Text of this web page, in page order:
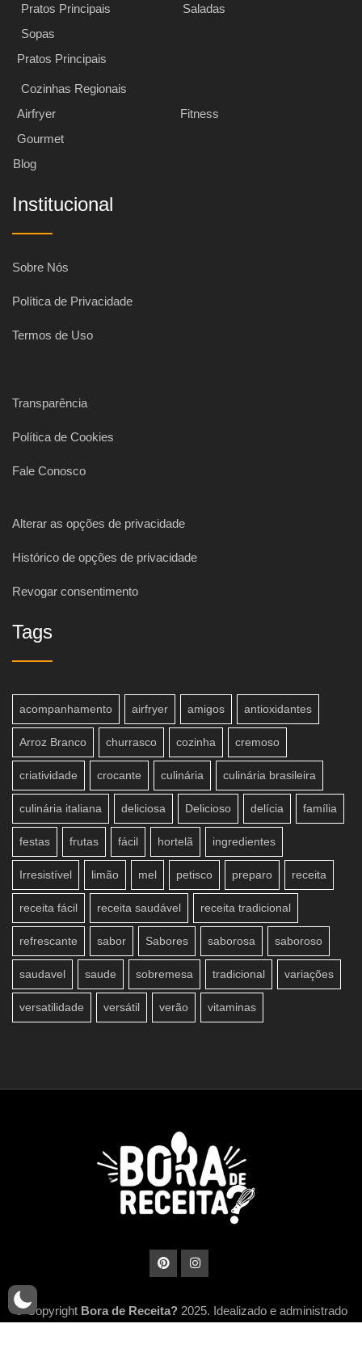
Pratos Principais
Saladas
Sopas
Pratos Principais
Cozinhas Regionais
Airfryer
Fitness
Gourmet
Blog
Institucional
Sobre Nós
Política de Privacidade
Termos de Uso
Transparência
Política de Cookies
Fale Conosco
Alterar as opções de privacidade
Histórico de opções de privacidade
Revogar consentimento
Tags
acompanhamento airfryer amigos antioxidantes
Arroz Branco churrasco cozinha cremoso
criatividade crocante culinária culinária brasileira
culinária italiana deliciosa Delicioso delícia família
festas frutas fácil hortelã ingredientes
Irresistível limão mel petisco preparo receita
receita fácil receita saudável receita tradicional
refrescante sabor Sabores saborosa saboroso
saudavel saude sobremesa tradicional variações
versatilidade versátil verão vitaminas
© Copyright Bora de Receita? 2025. Idealizado e administrado